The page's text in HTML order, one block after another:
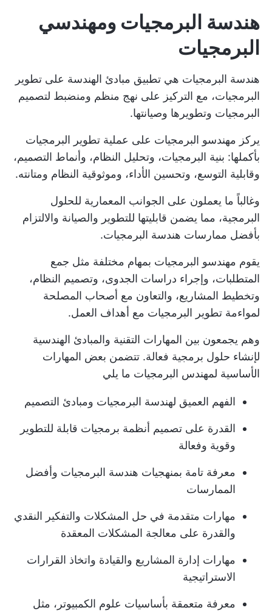
هندسة البرمجيات ومهندسي
البرمجيات
هندسة البرمجيات هي تطبيق مبادئ الهندسة على تطوير
البرمجيات، مع التركيز على نهج منظم ومنضبط لتصميم
البرمجيات وتطويرها وصيانتها.
يركز مهندسو البرمجيات على عملية تطوير البرمجيات
بأكملها: بنية البرمجيات، وتحليل النظام، وأنماط التصميم،
وقابلية التوسع، وتحسين الأداء، وموثوقية النظام ومتانته.
وغالباً ما يعملون على الجوانب المعمارية للحلول
البرمجية، مما يضمن قابليتها للتطوير والصيانة والالتزام
بأفضل ممارسات هندسة البرمجيات.
يقوم مهندسو البرمجيات بمهام مختلفة مثل جمع
المتطلبات، وإجراء دراسات الجدوى، وتصميم النظام،
وتخطيط المشاريع، والتعاون مع أصحاب المصلحة
لمواءمة تطوير البرمجيات مع أهداف العمل.
وهم يجمعون بين المهارات التقنية والمبادئ الهندسية
لإنشاء حلول برمجية فعالة. تتضمن بعض المهارات
الأساسية لمهندس البرمجيات ما يلي
الفهم العميق لهندسة البرمجيات ومبادئ التصميم
القدرة على تصميم أنظمة برمجيات قابلة للتطوير
وقوية وفعالة
معرفة تامة بمنهجيات هندسة البرمجيات وأفضل
الممارسات
مهارات متقدمة في حل المشكلات والتفكير النقدي
والقدرة على معالجة المشكلات المعقدة
مهارات إدارة المشاريع والقيادة واتخاذ القرارات
الاستراتيجية
معرفة متعمقة بأساسيات علوم الكمبيوتر، مثل